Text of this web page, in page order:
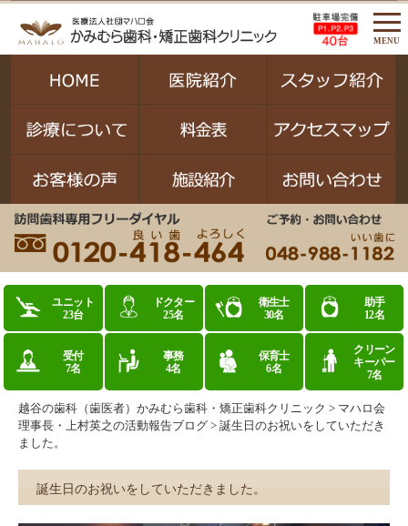
MENU
ユニット
23台
ドクター
25名
衛生士
30名
助手
12名
受付
7名
事務
4名
保育士
6名
クリーン
キーパー
7名
越谷の歯科（歯医者）かみむら歯科・矯正歯科クリニック > マハロ会
理事長・上村英之の活動報告ブログ > 誕生日のお祝いをしていただき
ました。
誕生日のお祝いをしていただきました。